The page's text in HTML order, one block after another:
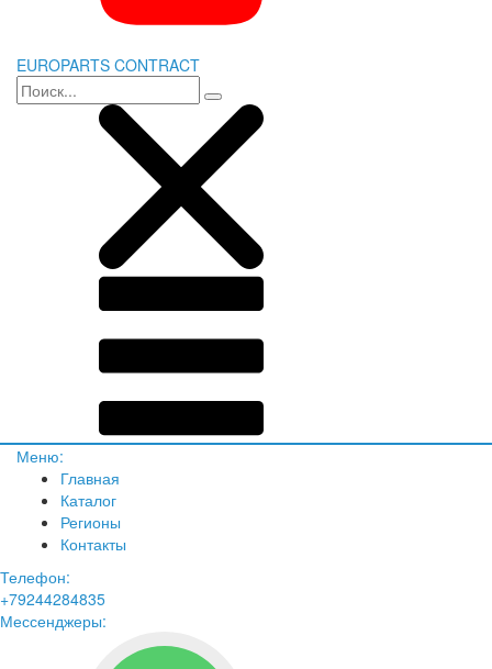
EUROPARTS CONTRACT
Меню:
Главная
Каталог
Регионы
Контакты
Телефон:
+79244284835
Мессенджеры: